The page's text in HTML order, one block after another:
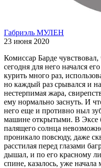
Габриэль МУЛЕН
23 июня 2020
Комиссар Барде
сегодня для него начался
курить много раз,
но каждый раз срывался и
нестерпимая жара,
ему нормально заснуть. И
него еще и противно ныл
машине открытыми. В Эксе
палящего солнца
проникало повсюду, даже
расстилая перед глазами
дышал, и по его красному
спине, казалось, уже